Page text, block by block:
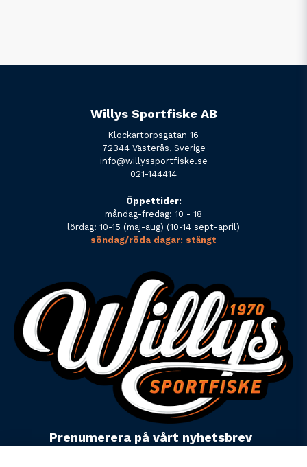
Willys Sportfiske AB
Klockartorpsgatan 16
72344 Västerås, Sverige
info@willyssportfiske.se
021-144414
Öppettider:
måndag-fredag: 10 - 18
lördag: 10-15 (maj-aug) (10-14 sept-april)
söndag/röda dagar: stängt
Prenumerera på vårt nyhetsbrev